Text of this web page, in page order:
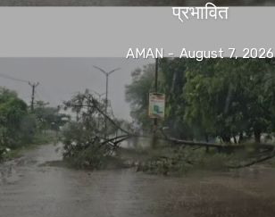
प्रभावित
AMAN - August 7, 2026